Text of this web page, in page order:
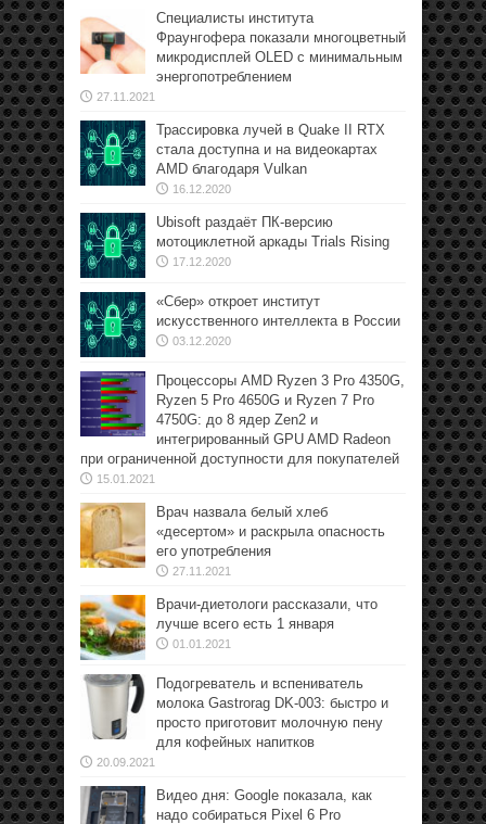
Специалисты института
Фраунгофера показали многоцветный
микродисплей OLED с минимальным
энергопотреблением
27.11.2021
Трассировка лучей в Quake II RTX
стала доступна и на видеокартах
AMD благодаря Vulkan
16.12.2020
Ubisoft раздаёт ПК-версию
мотоциклетной аркады Trials Rising
17.12.2020
«Сбер» откроет институт
искусственного интеллекта в России
03.12.2020
Процессоры AMD Ryzen 3 Pro 4350G,
Ryzen 5 Pro 4650G и Ryzen 7 Pro
4750G: до 8 ядер Zen2 и
интегрированный GPU AMD Radeon
при ограниченной доступности для покупателей
15.01.2021
Врач назвала белый хлеб
«десертом» и раскрыла опасность
его употребления
27.11.2021
Врачи-диетологи рассказали, что
лучше всего есть 1 января
01.01.2021
Подогреватель и вспениватель
молока Gastrorag DK-003: быстро и
просто приготовит молочную пену
для кофейных напитков
20.09.2021
Видео дня: Google показала, как
надо собираться Pixel 6 Pro